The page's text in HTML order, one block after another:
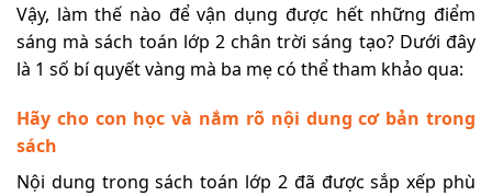
Vậy, làm thế nào để vận dụng được hết những điểm
sáng mà sách toán lớp 2 chân trời sáng tạo? Dưới đây
là 1 số bí quyết vàng mà ba mẹ có thể tham khảo qua:
Hãy cho con học và nắm rõ nội dung cơ bản trong
sách
Nội dung trong sách toán lớp 2 đã được sắp xếp phù